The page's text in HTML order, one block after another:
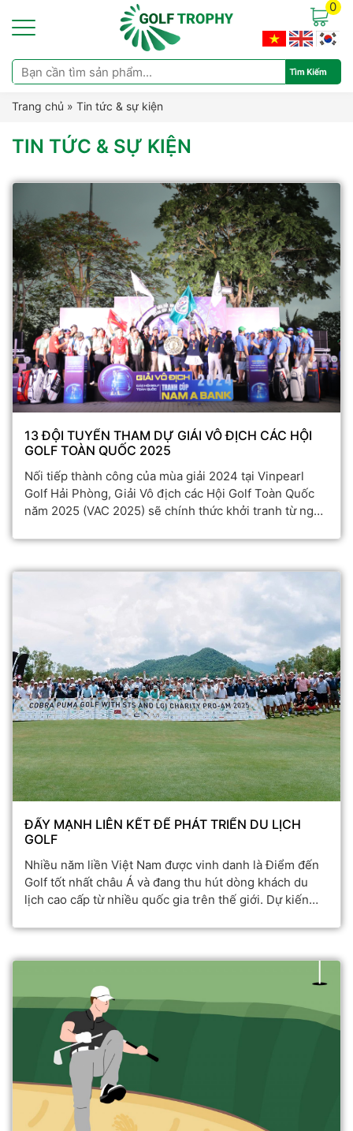
0
Trang chủ » Tin tức & sự kiện
TIN TỨC & SỰ KIỆN
13 ĐỘI TUYỂN THAM DỰ GIẢI VÔ ĐỊCH CÁC HỘI
GOLF TOÀN QUỐC 2025
Nối tiếp thành công của mùa giải 2024 tại Vinpearl
Golf Hải Phòng, Giải Vô địch các Hội Golf Toàn Quốc
năm 2025 (VAC 2025) sẽ chính thức khởi tranh từ ngày
ĐẨY MẠNH LIÊN KẾT ĐỂ PHÁT TRIỂN DU LỊCH
GOLF
Nhiều năm liền Việt Nam được vinh danh là Điểm đến
Golf tốt nhất châu Á và đang thu hút dòng khách du
lịch cao cấp từ nhiều quốc gia trên thế giới. Dự kiến
có sự liên kết, “bắt tay” từ các chủ sân, đơn vị quản lý